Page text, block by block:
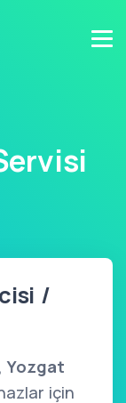
/
Yozgat
için